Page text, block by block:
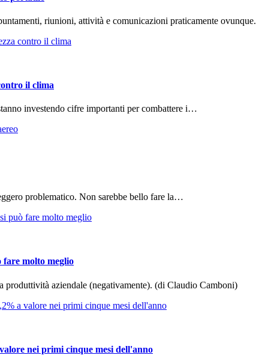
riunioni, attività e comunicazioni praticamente ovunque.
il clima
investendo cifre importanti per combattere i…
problematico. Non sarebbe bello fare la…
molto meglio
aziendale (negativamente). (di Claudio Camboni)
nei primi cinque mesi dell'anno